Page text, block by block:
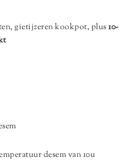
gietijzeren kookpot, plus10-
desem van 10u